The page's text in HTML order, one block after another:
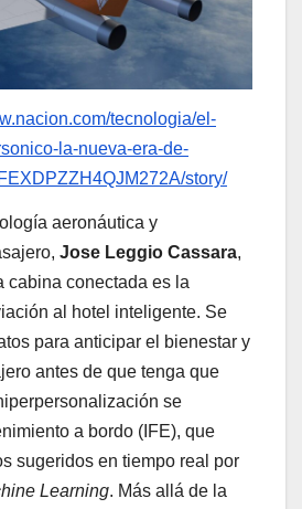
tecnologia/el-
la-nueva-era-de-
story/
aeronáutica y
Jose Leggio Cassara,
cabina conectada es la
al hotel inteligente. Se
para anticipar el bienestar y
antes de que tenga que
se
a bordo (IFE), que
sugeridos en tiempo real por
Learning. Más allá de la